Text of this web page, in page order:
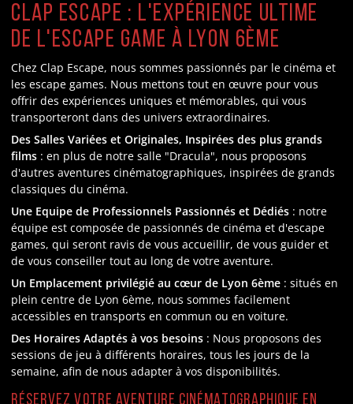
Clap Escape : L'Expérience Ultime
de l'Escape Game à Lyon 6ème
Chez Clap Escape, nous sommes passionnés par le cinéma et
les escape games. Nous mettons tout en œuvre pour vous
offrir des expériences uniques et mémorables, qui vous
transporteront dans des univers extraordinaires.
Des Salles Variées et Originales, Inspirées des plus grands
films : en plus de notre salle "Dracula", nous proposons
d'autres aventures cinématographiques, inspirées de grands
classiques du cinéma.
Une Equipe de Professionnels Passionnés et Dédiés : notre
équipe est composée de passionnés de cinéma et d'escape
games, qui seront ravis de vous accueillir, de vous guider et
de vous conseiller tout au long de votre aventure.
Un Emplacement privilégié au cœur de Lyon 6ème : situés en
plein centre de Lyon 6ème, nous sommes facilement
accessibles en transports en commun ou en voiture.
Des Horaires Adaptés à vos besoins : Nous proposons des
sessions de jeu à différents horaires, tous les jours de la
semaine, afin de nous adapter à vos disponibilités.
Réservez votre Aventure Cinématographique en